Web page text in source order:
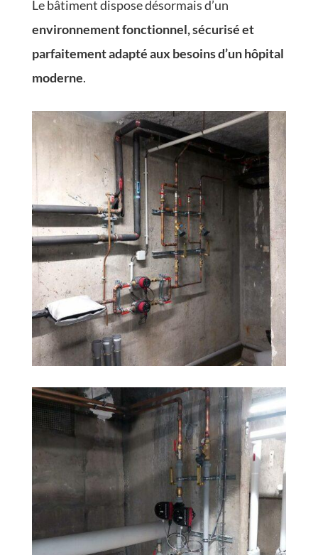
Le bâtiment dispose désormais d’un
environnement fonctionnel, sécurisé et
parfaitement adapté aux besoins d’un hôpital
moderne.